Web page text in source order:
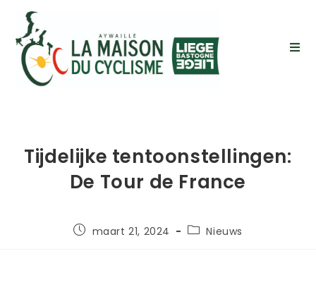
Tijdelijke tentoonstellingen:
De Tour de France
maart 21, 2024 Nieuws